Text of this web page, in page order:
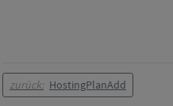
zurück: HostingPlanAdd